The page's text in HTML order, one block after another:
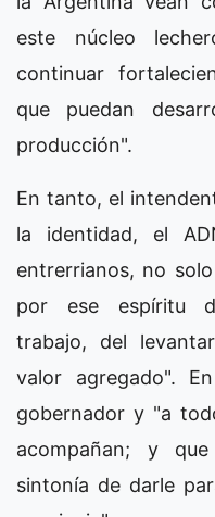
este núcleo
continuar
que puedan
producción".
En tanto, el
la identidad, el
entrerrianos, no
por ese espíritu
trabajo, del
valor agregado".
gobernador y "a
acompañan; y
sintonía de darle